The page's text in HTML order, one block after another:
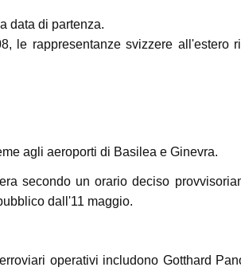
data di partenza.
rappresentanze svizzere all'estero
agli aeroporti di Basilea e Ginevra.
secondo un orario deciso
dall'11 maggio.
operativi includono Gotthard